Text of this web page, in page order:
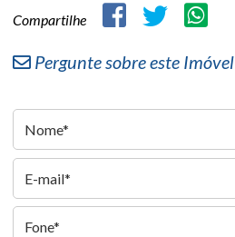
Compartilhe
Pergunte sobre este Imóvel